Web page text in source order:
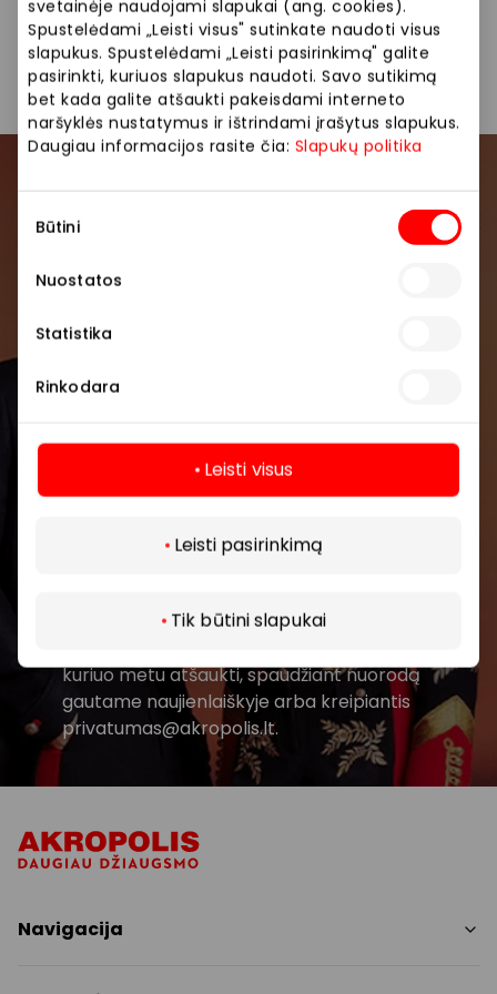
svetainėje naudojami slapukai (ang. cookies).
Spustelėdami „Leisti visus" sutinkate naudoti visus
slapukus. Spustelėdami „Leisti pasirinkimą" galite
pasirinkti, kuriuos slapukus naudoti. Savo sutikimą
bet kada galite atšaukti pakeisdami interneto
naršyklės nustatymus ir ištrindami įrašytus slapukus.
Daugiau informacijos rasite čia: Slapukų politika
pasirinkimas
Būtini
Nuostatos
Statistika
Rinkodara
Leisti visus
Leisti pasirinkimą
Tik būtini slapukai
Kita Parduotuvės
Prisijunkite prie mūsų
Pirmieji sužinokite apie geriausius pasiūlymus,
Prenumeruoti
GROUP, UAB Tavo el. pašto duomenis tvarkys
kuriuo metu atšaukti, spaudžiant nuorodą
gautame naujienlaiškyje arba kreipiantis
privatumas@akropolis.lt.
Daugiau
Navigacija